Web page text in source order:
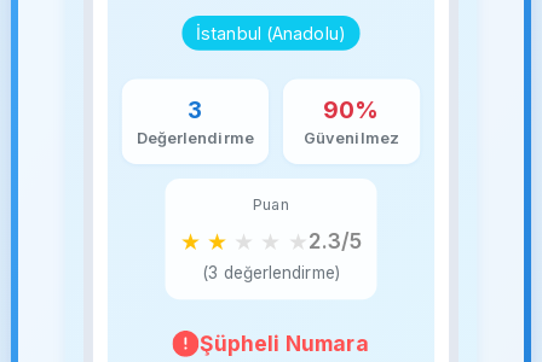
İstanbul (Anadolu)
3
Değerlendirme
90%
Güvenilmez
Puan
★ ★ ★ ★ ★2.3/5
(3 değerlendirme)
Şüpheli Numara